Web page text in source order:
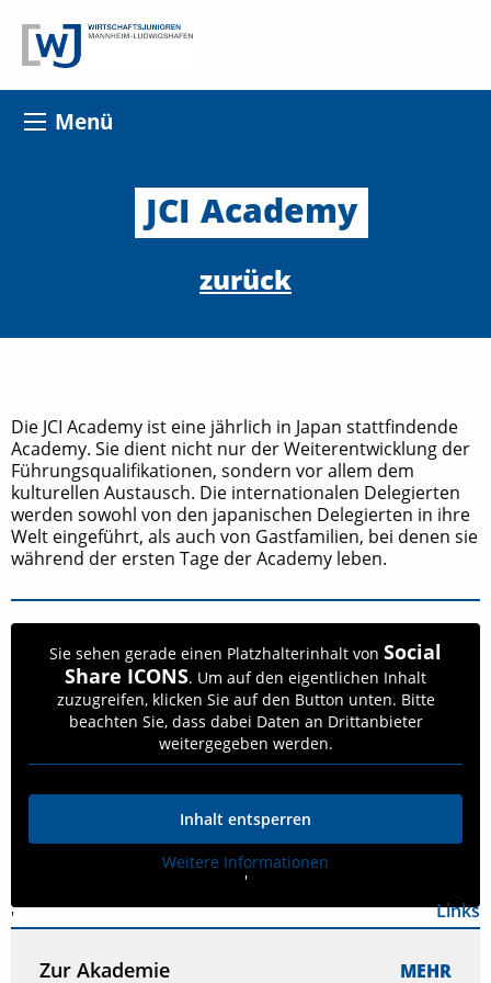
Menü
JCI Academy
zurück
Die JCI Academy ist eine jährlich in Japan stattfindende
Academy. Sie dient nicht nur der Weiterentwicklung der
Führungsqualifikationen, sondern vor allem dem
kulturellen Austausch. Die internationalen Delegierten
werden sowohl von den japanischen Delegierten in ihre
Welt eingeführt, als auch von Gastfamilien, bei denen sie
während der ersten Tage der Academy leben.
Sie sehen gerade einen Platzhalterinhalt von Social
Share ICONS. Um auf den eigentlichen Inhalt
zuzugreifen, klicken Sie auf den Button unten. Bitte
beachten Sie, dass dabei Daten an Drittanbieter
weitergegeben werden.
Inhalt entsperren
Weitere Informationen
'
'
Links
Zur Akademie MEHR